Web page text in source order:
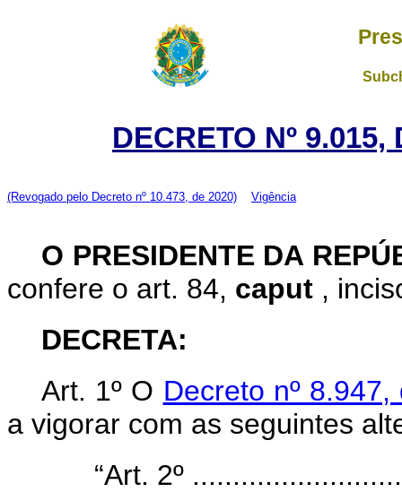
DECRETO Nº
(Revogado pelo Decreto nº 10.473, de 2020) Vigência
O PRESIDENTE DA
confere o art. 84, caput ,
DECRETA:
Art. 1º O Decreto nº
a vigorar com as seguintes
“Art. 2º